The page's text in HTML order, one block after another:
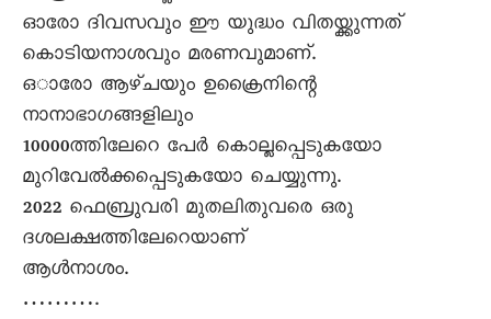
ഓരോ ദിവസവും ഈ യുദ്ധം വിതയ്ക്കുന്നത്
കൊടിയനാശവും മരണവുമാണ്.
ഒാരോ ആഴ്ചയും ഉക്രൈനിന്റെ
നാനാഭാഗങ്ങളിലും
10000ത്തിലേറെ പേർ കൊല്ലപ്പെടുകയോ
മുറിവേൽക്കപ്പെടുകയോ ചെയ്യുന്നു.
2022 ഫെബ്രുവരി മുതലിതുവരെ ഒരു
ദശലക്ഷത്തിലേറെയാണ്
ആൾനാശം.
……….